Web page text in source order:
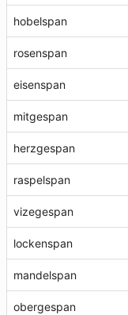
hobelspan
rosenspan
eisenspan
mitgespan
herzgespan
raspelspan
vizegespan
lockenspan
mandelspan
obergespan